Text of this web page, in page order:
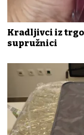
Kradljivci iz
supružnici